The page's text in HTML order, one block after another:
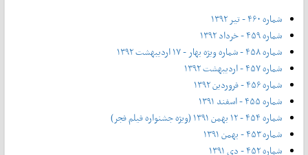
شماره ۴۶۰ - تیر ۱۳۹۲
شماره ۴۵۹ - خرداد ۱۳۹۲
شماره ۴۵۸ - شماره ویژه بهار - ۱۷ اردیبهشت ۱۳۹۲
شماره ۴۵۷ - اردیبهشت ۱۳۹۲
شماره ۴۵۶ - فروردین ۱۳۹۲
شماره ۴۵۵ - اسفند ۱۳۹۱
شماره ۴۵۴ - ۱۲ بهمن ۱۳۹۱ (ویژه جشنواره فیلم فجر)
شماره ۴۵۳ - بهمن ۱۳۹۱
شماره ۴۵۲ - دی ۱۳۹۱